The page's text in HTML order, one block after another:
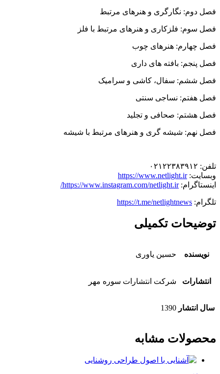
فصل دوم: نگارگری و هنرهای مرتبط
فصل سوم: فلزکاری و هنرهای مرتبط با فلز
فصل چهارم: هنرهای چوب
فصل پنجم: بافته های داری
فصل ششم: سفال، کاشی و سرامیک
فصل هفتم: نساجی سنتی
فصل هشتم: صحافی و تجلید
فصل نهم: شیشه گری و هنرهای مرتبط با شیشه
تلفن: ۰۲۱۲۲۳۸۳۹۱۲
وبسایت:https://www.netlight.ir
اینستاگرام:https://www.instagram.com/netlight.ir/
تلگرام: https://t.me/netlightnews
توضیحات تکمیلی
نویسنده حسین یاوری
انتشارات شرکت انتشارات سوره مهر
سال انتشار 1390
محصولات مشابه